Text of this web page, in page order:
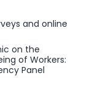
and online
on the
of Workers:
Panel